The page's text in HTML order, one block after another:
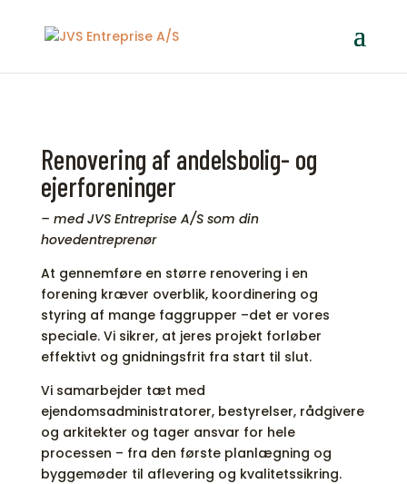
Renovering af andelsbolig- og
ejerforeninger
– med JVS Entreprise A/S som din
hovedentreprenør
At gennemføre en større renovering i en
forening kræver overblik, koordinering og
styring af mange faggrupper –det er vores
speciale. Vi sikrer, at jeres projekt forløber
effektivt og gnidningsfrit fra start til slut.
Vi samarbejder tæt med
ejendomsadministratorer, bestyrelser, rådgivere
og arkitekter og tager ansvar for hele
processen – fra den første planlægning og
byggemøder til aflevering og kvalitetssikring.